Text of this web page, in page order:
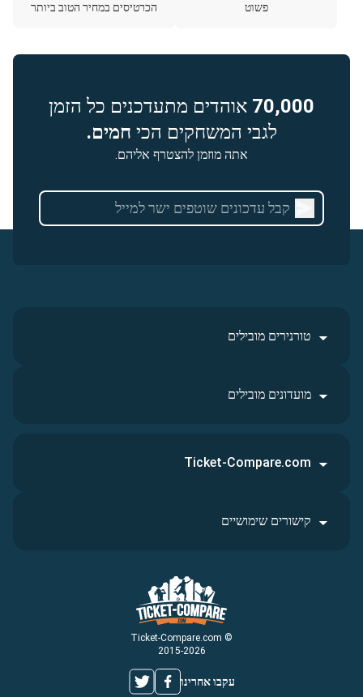
פשוט
הכרטיסים במחיר הטוב ביותר
70,000 אוהדים מתעדכנים כל הזמן
לגבי המשחקים הכי חמים.
אתה מוזמן להצטרף אליהם.
טורנירים מובילים
מועדונים מובילים
© Ticket-Compare.com
2015-2026
עקבו אחרינו
Ticket-Compare.com
קישורים שימושיים